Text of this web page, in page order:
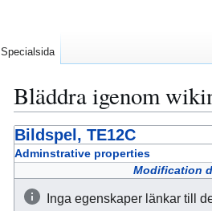
Bläddra igenom
Hoppa
till
Hoppa
till
Bildspel, TE12C
Adminstrative properties
Modification
Inga egenskaper länkar till
Specialsida